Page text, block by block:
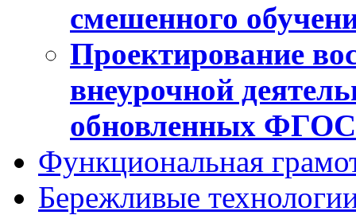
смешенного
Проектирование
внеурочной
обновленных
Функциональная
Бережливые